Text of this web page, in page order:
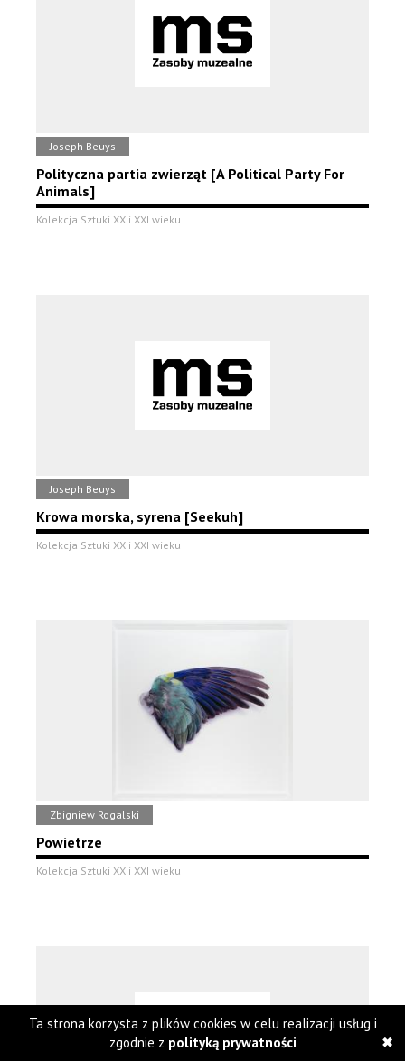
Joseph Beuys
Polityczna partia zwierząt [A Political Party For
Animals]
Kolekcja Sztuki XX i XXI wieku
Joseph Beuys
Krowa morska, syrena [Seekuh]
Kolekcja Sztuki XX i XXI wieku
Zbigniew Rogalski
Powietrze
Kolekcja Sztuki XX i XXI wieku
Ta strona korzysta z plików cookies w celu realizacji usług i
zgodnie z polityką prywatności